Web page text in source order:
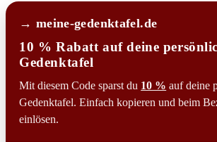
→ meine-gedenktafel.de
10 % Rabatt auf deine
Gedenktafel
Mit diesem Code sparst du 10 % auf deine
Gedenktafel. Einfach kopieren und beim
einlösen.